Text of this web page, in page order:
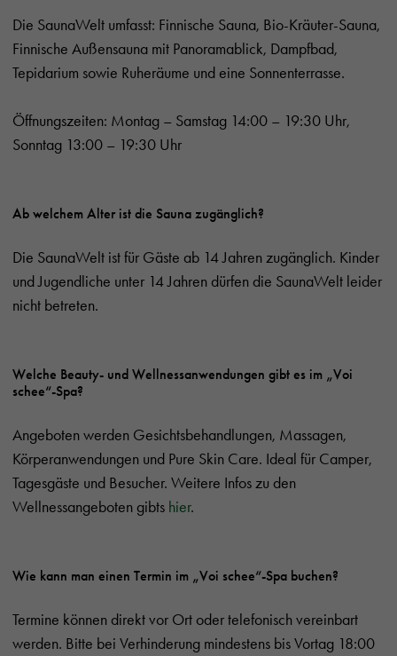
Die SaunaWelt umfasst: Finnische Sauna, Bio-Kräuter-Sauna,
Finnische Außensauna mit Panoramablick, Dampfbad,
Tepidarium sowie Ruheräume und eine Sonnenterrasse.
Öffnungszeiten: Montag – Samstag 14:00 – 19:30 Uhr,
Sonntag 13:00 – 19:30 Uhr
Ab welchem Alter ist die Sauna zugänglich?
Die SaunaWelt ist für Gäste ab 14 Jahren zugänglich. Kinder
und Jugendliche unter 14 Jahren dürfen die SaunaWelt leider
nicht betreten.
Welche Beauty- und Wellnessanwendungen gibt es im „Voi
schee“-Spa?
Angeboten werden Gesichtsbehandlungen, Massagen,
Körperanwendungen und Pure Skin Care. Ideal für Camper,
Tagesgäste und Besucher. Weitere Infos zu den
Wellnessangeboten gibts hier.
Wie kann man einen Termin im „Voi schee“-Spa buchen?
Termine können direkt vor Ort oder telefonisch vereinbart
werden. Bitte bei Verhinderung mindestens bis Vortag 18:00